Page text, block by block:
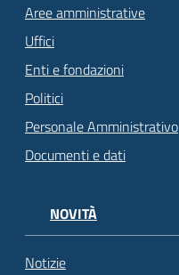
Aree amministrative
Uffici
Enti e fondazioni
Politici
Personale Amministrativo
Documenti e dati
NOVITÀ
Notizie